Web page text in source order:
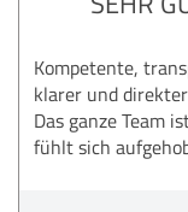
Kompetente,
klarer und
Das ganze Team
fühlt sich